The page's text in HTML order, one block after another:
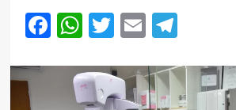
Facebook
WhatsApp
Twitter
Email